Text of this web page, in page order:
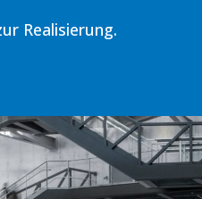
Realisierung.